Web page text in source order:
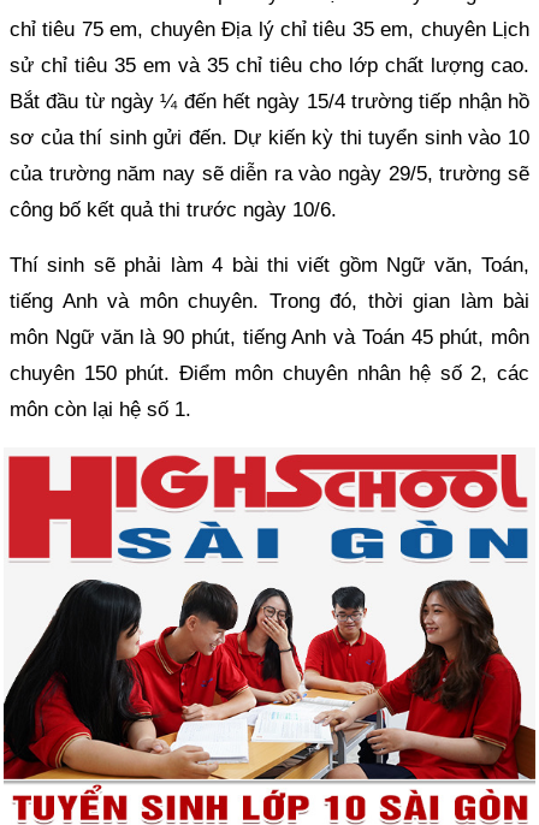
chỉ tiêu 75 em, chuyên Địa lý chỉ tiêu 35 em, chuyên Lịch
sử chỉ tiêu 35 em và 35 chỉ tiêu cho lớp chất lượng cao.
Bắt đầu từ ngày ¼ đến hết ngày 15/4 trường tiếp nhận hồ
sơ của thí sinh gửi đến. Dự kiến kỳ thi tuyển sinh vào 10
của trường năm nay sẽ diễn ra vào ngày 29/5, trường sẽ
công bố kết quả thi trước ngày 10/6.
Thí sinh sẽ phải làm 4 bài thi viết gồm Ngữ văn, Toán,
tiếng Anh và môn chuyên. Trong đó, thời gian làm bài
môn Ngữ văn là 90 phút, tiếng Anh và Toán 45 phút, môn
chuyên 150 phút. Điểm môn chuyên nhân hệ số 2, các
môn còn lại hệ số 1.